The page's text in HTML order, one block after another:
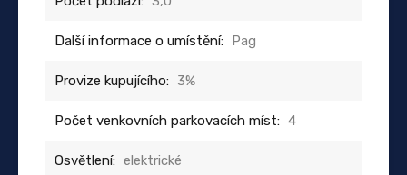
Další informace o umístění: Pag
Provize kupujícího: 3%
Počet venkovních parkovacích míst: 4
Osvětlení: elektrické